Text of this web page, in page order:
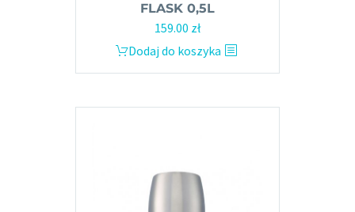
FLASK 0,5L
159.00 zł
Dodaj do koszyka